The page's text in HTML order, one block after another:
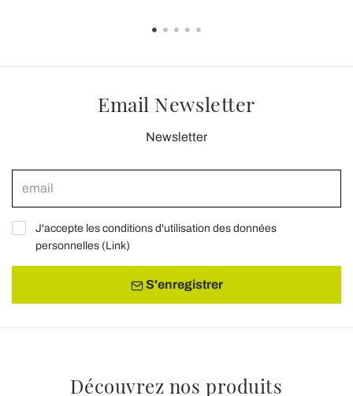
Email Newsletter
Newsletter
J'accepte les conditions d'utilisation des données
personnelles (Link)
S'enregistrer
Découvrez nos produits